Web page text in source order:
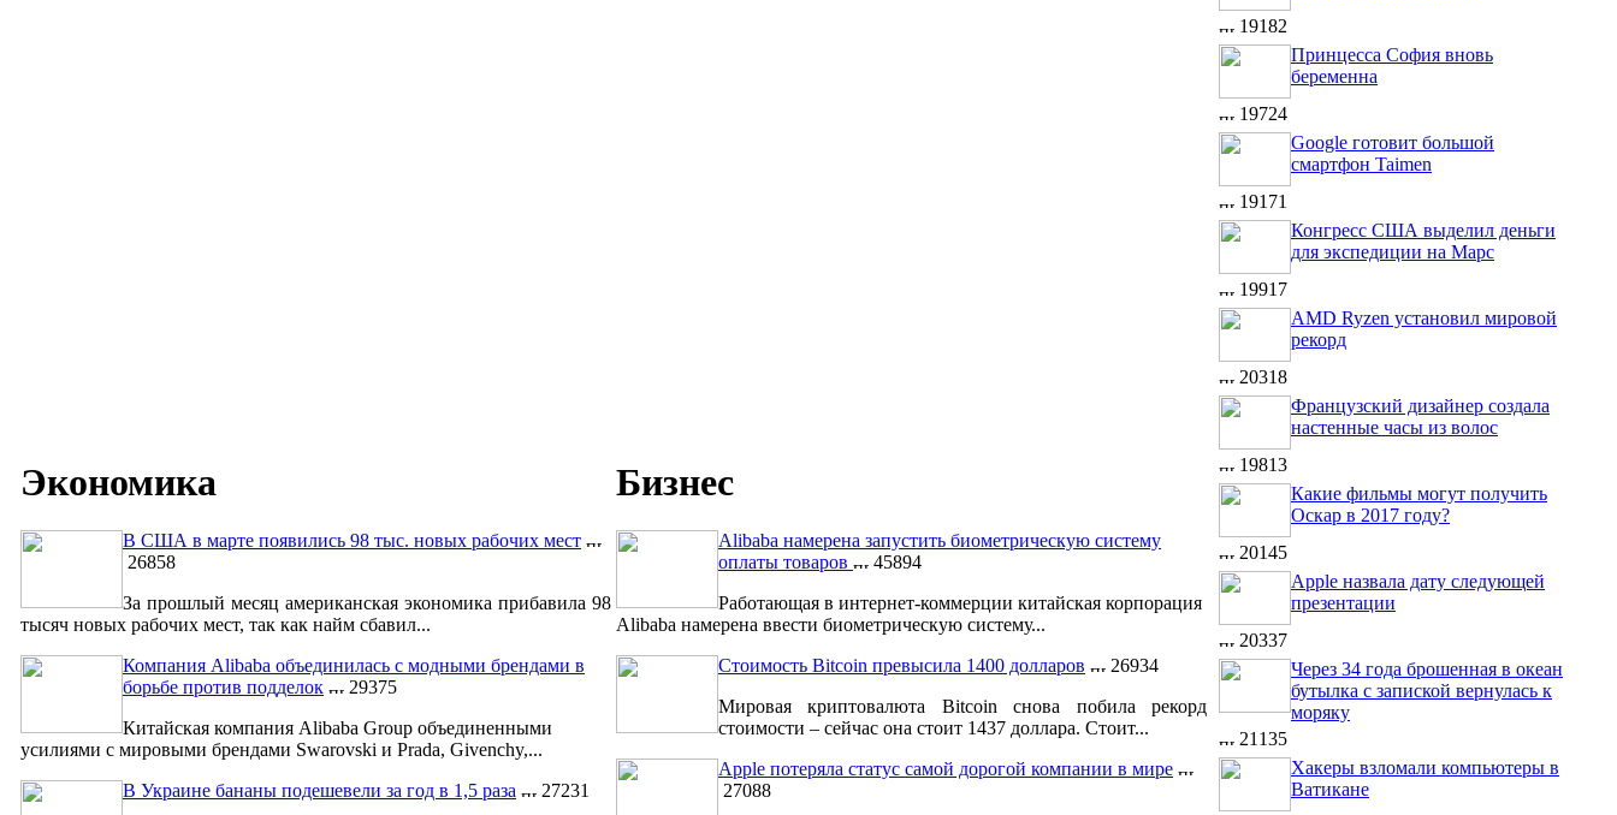
Экономика
В США в марте появились 98 тыс. новых рабочих мест
26858
За прошлый месяц американская экономика прибавила 98
тысяч новых рабочих мест, так как найм сбавил...
Компания Alibaba объединилась с модными брендами в
борьбе против подделок
29375
Китайская компания Alibaba Group объединенными
усилиями с мировыми брендами Swarovski и Prada, Givenchy,...
В Украине бананы подешевели за год в 1,5 раза
27231
Бизнес
Alibaba намерена запустить биометрическую систему
оплаты товаров
45894
Работающая в интернет-коммерции китайская корпорация
Alibaba намерена ввести биометрическую систему...
Стоимость Bitcoin превысила 1400 долларов
26934
Мировая криптовалюта Bitcoin снова побила рекорд
стоимости – сейчас она стоит 1437 доллара. Стоит...
Apple потеряла статус самой дорогой компании в мире
27088
19182
Принцесса София вновь
беременна
19724
Google готовит большой
смартфон Taimen
19171
Конгресс США выделил деньги
для экспедиции на Марс
19917
AMD Ryzen установил мировой
рекорд
20318
Французский дизайнер создала
настенные часы из волос
19813
Какие фильмы могут получить
Оскар в 2017 году?
20145
Apple назвала дату следующей
презентации
20337
Через 34 года брошенная в океан
бутылка с запиской вернулась к
моряку
21135
Хакеры взломали компьютеры в
Ватикане